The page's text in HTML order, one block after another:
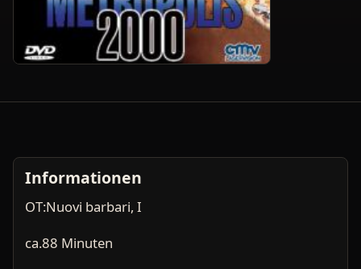
Informationen
OT:Nuovi barbari, I
ca.88 Minuten